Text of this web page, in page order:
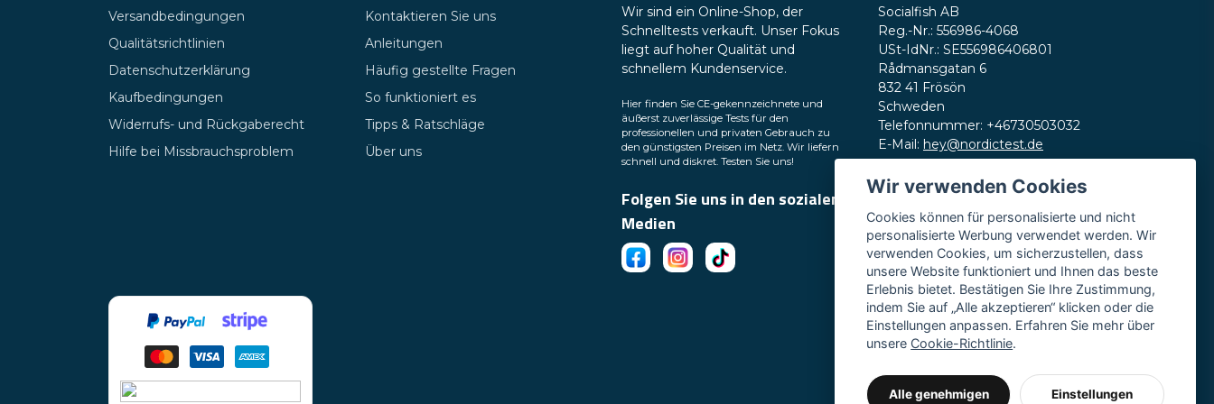
Frage senden
Versandbedingungen
Qualitätsrichtlinien
Datenschutzerklärung
Kaufbedingungen
Widerrufs- und Rückgaberecht
Hilfe bei Missbrauchsproblem
Kontaktieren Sie uns
Anleitungen
Häufig gestellte Fragen
So funktioniert es
Tipps & Ratschläge
Über uns
Wir sind ein Online-Shop, der
Schnelltests verkauft. Unser Fokus
liegt auf hoher Qualität und
schnellem Kundenservice.
Hier finden Sie CE-gekennzeichnete und
äußerst zuverlässige Tests für den
professionellen und privaten Gebrauch zu
den günstigsten Preisen im Netz. Wir liefern
schnell und diskret. Testen Sie uns!
Folgen Sie uns in den sozialen
Medien
Socialfish AB
Reg.-Nr.: 556986-4068
USt-IdNr.: SE556986406801
Rådmansgatan 6
832 41 Frösön
Schweden
Telefonnummer: +46730503032
E-Mail: hey@nordictest.de
Öffnungszeiten:
Mo.–Fr. 10:00–17:00 Uhr (CET)
Wir verwenden Cookies
Cookies können für personalisierte und nicht
personalisierte Werbung verwendet werden. Wir
verwenden Cookies, um sicherzustellen, dass
unsere Website funktioniert und Ihnen das beste
Erlebnis bietet. Bestätigen Sie Ihre Zustimmung,
indem Sie auf „Alle akzeptieren“ klicken oder die
Einstellungen anpassen. Erfahren Sie mehr über
unsere Cookie-Richtlinie.
Alle genehmigen Einstellungen